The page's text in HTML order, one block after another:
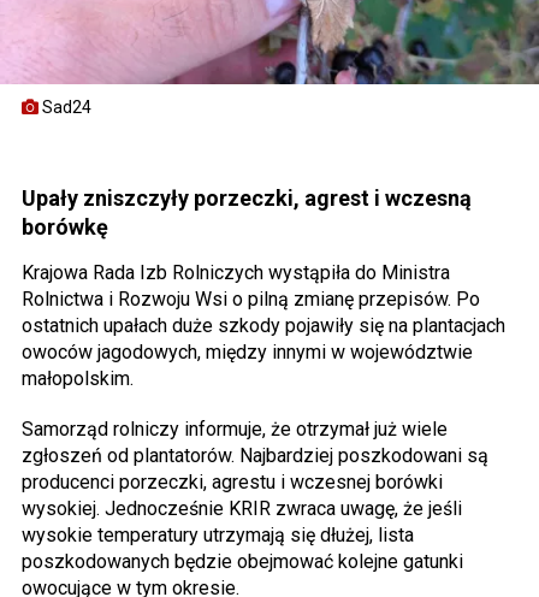
Sad24
Upały zniszczyły porzeczki, agrest i wczesną
borówkę
Krajowa Rada Izb Rolniczych wystąpiła do Ministra
Rolnictwa i Rozwoju Wsi o pilną zmianę przepisów. Po
ostatnich upałach duże szkody pojawiły się na plantacjach
owoców jagodowych, między innymi w województwie
małopolskim.
Samorząd rolniczy informuje, że otrzymał już wiele
zgłoszeń od plantatorów. Najbardziej poszkodowani są
producenci porzeczki, agrestu i wczesnej borówki
wysokiej. Jednocześnie KRIR zwraca uwagę, że jeśli
wysokie temperatury utrzymają się dłużej, lista
poszkodowanych będzie obejmować kolejne gatunki
owocujące w tym okresie.